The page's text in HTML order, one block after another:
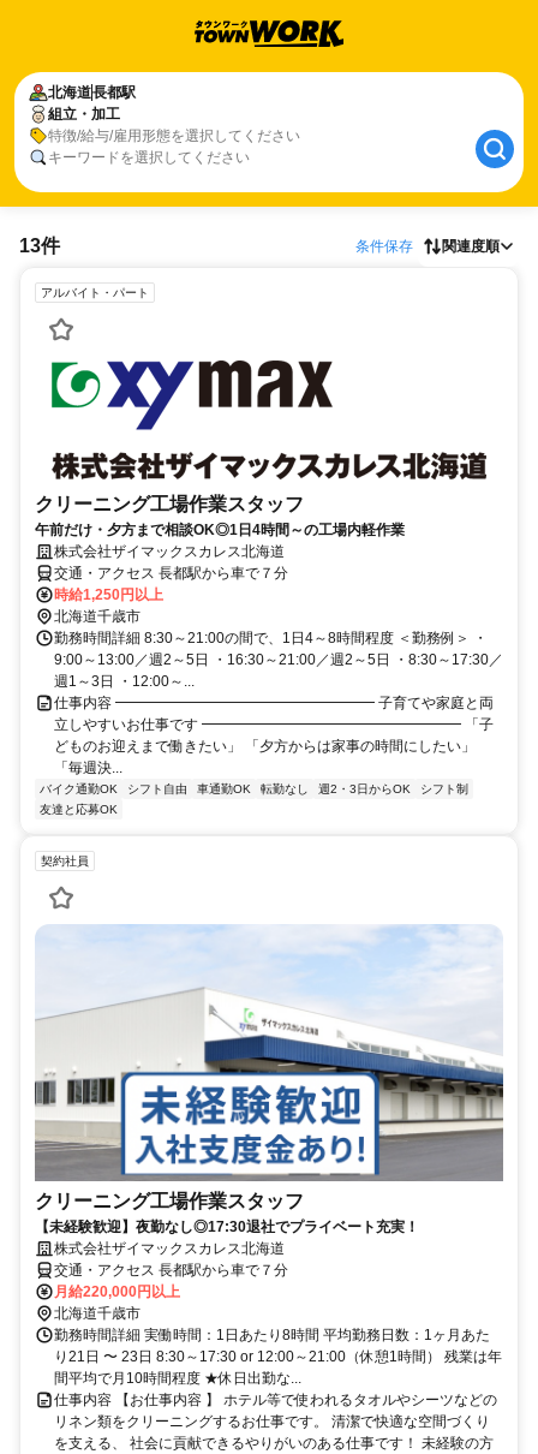
北海道長都駅
組立・加工
特徴/給与/雇用形態を選択してください
キーワードを選択してください
13件 条件保存 関連度順
アルバイト・パート
クリーニング工場作業スタッフ
午前だけ・夕方まで相談OK◎1日4時間～の工場内軽作業
株式会社ザイマックスカレス北海道
交通・アクセス 長都駅から車で７分
時給1,250円以上
北海道千歳市
勤務時間詳細 8:30～21:00の間で、1日4～8時間程度 ＜勤務例＞ ・
9:00～13:00／週2～5日 ・16:30～21:00／週2～5日 ・8:30～17:30／
週1～3日 ・12:00～...
仕事内容 ━━━━━━━━━━━━━━━━━━ 子育てや家庭と両
立しやすいお仕事です ━━━━━━━━━━━━━━━━━━ 「子
どものお迎えまで働きたい」 「夕方からは家事の時間にしたい」
「毎週決...
バイク通勤OK シフト自由 車通勤OK 転勤なし 週2・3日からOK
シフト制
友達と応募OK
契約社員
クリーニング工場作業スタッフ
【未経験歓迎】夜勤なし◎17:30退社でプライベート充実！
株式会社ザイマックスカレス北海道
交通・アクセス 長都駅から車で７分
月給220,000円以上
北海道千歳市
勤務時間詳細 実働時間：1日あたり8時間 平均勤務日数：1ヶ月あた
り21日 〜 23日 8:30～17:30 or 12:00～21:00（休憩1時間） 残業は年
間平均で月10時間程度 ★休日出勤な...
仕事内容 【お仕事内容 】 ホテル等で使われるタオルやシーツなどの
リネン類をクリーニングするお仕事です。 清潔で快適な空間づくり
を支える、 社会に貢献できるやりがいのある仕事です！ 未経験の方